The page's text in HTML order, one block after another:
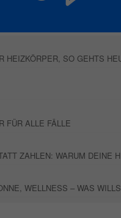
HEIZKÖRPER, SO GEHTS
FÜR ALLE FÄLLE
WELLNESS – WAS